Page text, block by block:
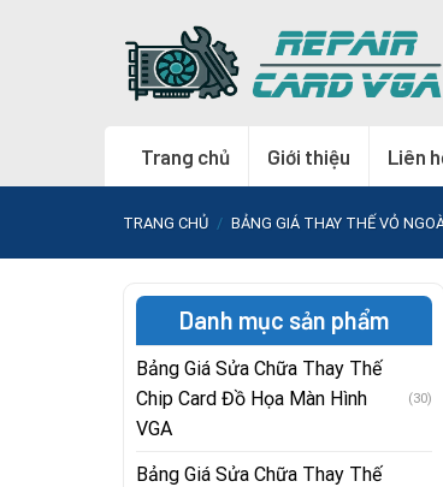
Trang chủ Giới thiệu Liên
TRANG CHỦ / BẢNG GIÁ THAY THẾ VỎ
Danh mục sản phẩm
Bảng Giá Sửa Chữa Thay Thế
Chip Card Đồ Họa Màn Hình
VGA
(30)
Bảng Giá Sửa Chữa Thay Thế